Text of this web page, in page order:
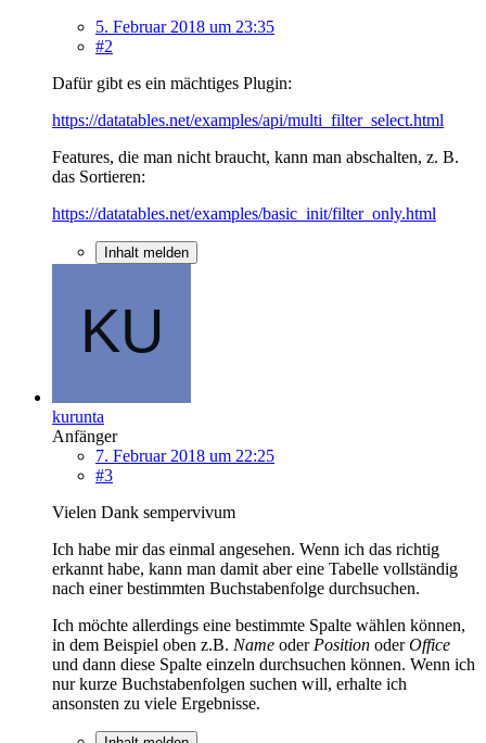
5. Februar 2018 um 23:35
#2
Dafür gibt es ein mächtiges Plugin:
https://datatables.net/examples/api/multi_filter_select.html
Features, die man nicht braucht, kann man abschalten, z. B.
das Sortieren:
https://datatables.net/examples/basic_init/filter_only.html
Inhalt melden
kurunta
Anfänger
7. Februar 2018 um 22:25
#3
Vielen Dank sempervivum
Ich habe mir das einmal angesehen. Wenn ich das richtig
erkannt habe, kann man damit aber eine Tabelle vollständig
nach einer bestimmten Buchstabenfolge durchsuchen.
Ich möchte allerdings eine bestimmte Spalte wählen können,
in dem Beispiel oben z.B. Name oder Position oderOffice
und dann diese Spalte einzeln durchsuchen können. Wenn ich
nur kurze Buchstabenfolgen suchen will, erhalte ich
ansonsten zu viele Ergebnisse.